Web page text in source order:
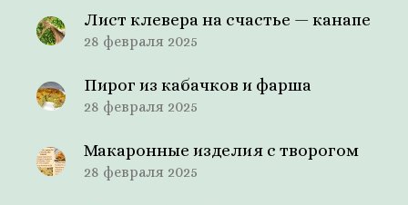
Лист клевера на счастье — канапе
28 февраля 2025
Пирог из кабачков и фарша
28 февраля 2025
Макаронные изделия с творогом
28 февраля 2025